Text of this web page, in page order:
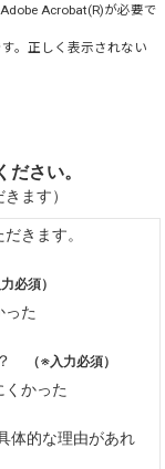
Adobe Acrobat(R)が必要で
。正しく表示されない